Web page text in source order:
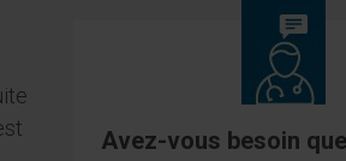
Avez-vous besoin